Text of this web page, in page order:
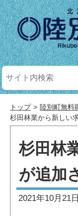
トップ 陸別町無料
杉田林業から新しい
杉田林
が追加
2021年10月21